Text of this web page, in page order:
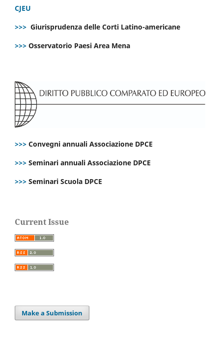
CJEU
>>> Giurisprudenza delle Corti Latino-americane
>>> Osservatorio Paesi Area Mena
>>> Convegni annuali Associazione DPCE
>>> Seminari annuali Associazione DPCE
>>> Seminari Scuola DPCE
Current Issue
Make a Submission